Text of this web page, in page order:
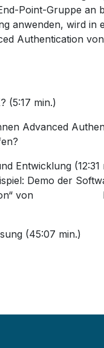
Point-Gruppe an
anwenden, wird in
Authentication
(5:17 min.)
Advanced
Entwicklung (12:31
Demo der
von
(45:07 min.)